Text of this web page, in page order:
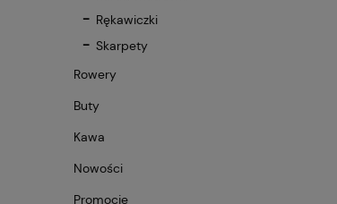
Rękawiczki
Skarpety
Rowery
Buty
Kawa
Nowości
Promocje